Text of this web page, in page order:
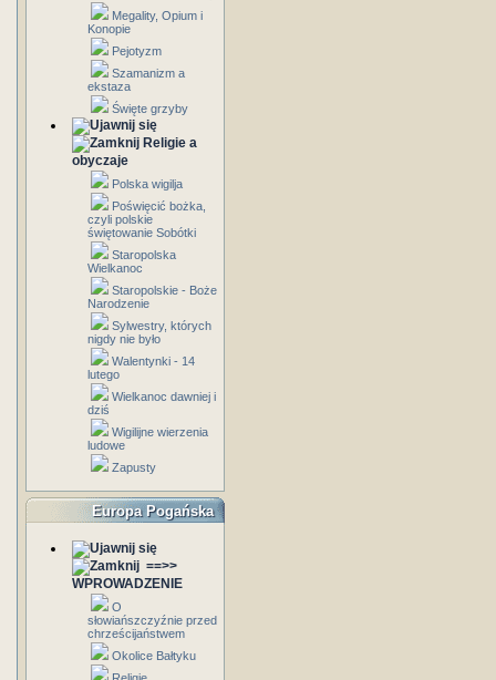
Megality, Opium i
Konopie
Pejotyzm
Szamanizm a
ekstaza
Święte grzyby
Religie a
obyczaje
Polska wigilja
Poświęcić bożka,
czyli polskie
świętowanie Sobótki
Staropolska
Wielkanoc
Staropolskie - Boże
Narodzenie
Sylwestry, których
nigdy nie było
Walentynki - 14
lutego
Wielkanoc dawniej i
dziś
Wigilijne wierzenia
ludowe
Zapusty
Europa Pogańska
==>>
WPROWADZENIE
O
słowiańszczyźnie przed
chrześcijaństwem
Okolice Bałtyku